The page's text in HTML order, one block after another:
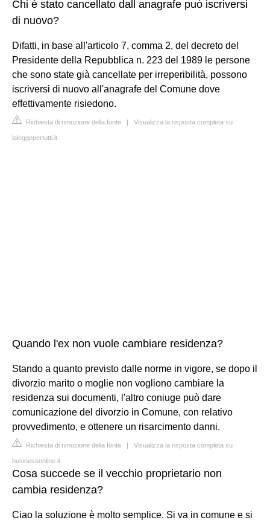
Chi è stato cancellato dall anagrafe può iscriversi
di nuovo?
Difatti, in base all'articolo 7, comma 2, del decreto del
Presidente della Repubblica n. 223 del 1989 le persone
che sono state già cancellate per irreperibilità, possono
iscriversi di nuovo all'anagrafe del Comune dove
effettivamente risiedono.
Richiesta di rimozione della fonte | Visualizza la risposta completa su
laleggepertutti.it
Quando l'ex non vuole cambiare residenza?
Stando a quanto previsto dalle norme in vigore, se dopo il
divorzio marito o moglie non vogliono cambiare la
residenza sui documenti, l'altro coniuge può dare
comunicazione del divorzio in Comune, con relativo
provvedimento, e ottenere un risarcimento danni.
Richiesta di rimozione della fonte | Visualizza la risposta completa su
businessonline.it
Cosa succede se il vecchio proprietario non
cambia residenza?
Ciao la soluzione è molto semplice. Si va in comune e si